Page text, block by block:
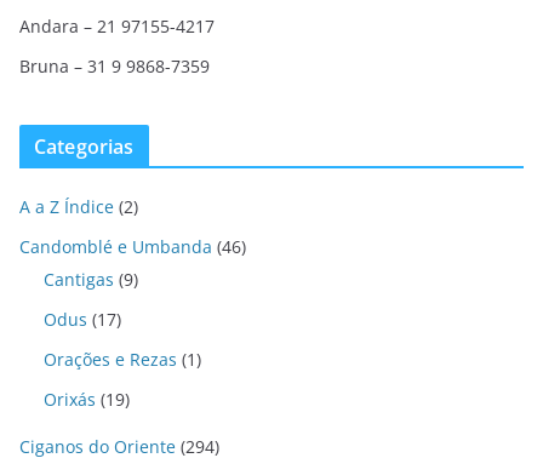
Andara – 21 97155-4217
Bruna – 31 9 9868-7359
Categorias
A a Z Índice (2)
Candomblé e Umbanda (46)
Cantigas (9)
Odus (17)
Orações e Rezas (1)
Orixás (19)
Ciganos do Oriente (294)